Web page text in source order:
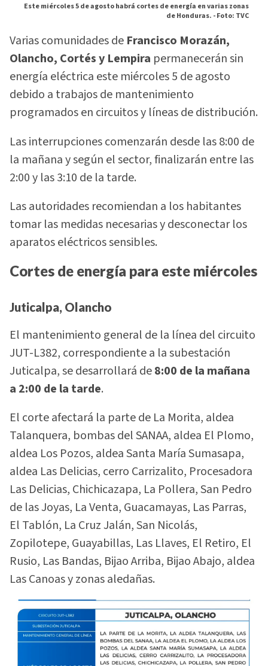
Este miércoles 5 de agosto habrá cortes de energía en varias zonas
de Honduras. -Foto: TVC
Varias comunidades de Francisco Morazán,
Olancho, Cortés y Lempira permanecerán sin
energía eléctrica este miércoles 5 de agosto
debido a trabajos de mantenimiento
programados en circuitos y líneas de distribución.
Las interrupciones comenzarán desde las 8:00 de
la mañana y según el sector, finalizarán entre las
2:00 y las 3:10 de la tarde.
Las autoridades recomiendan a los habitantes
tomar las medidas necesarias y desconectar los
aparatos eléctricos sensibles.
Cortes de energía para este miércoles
Juticalpa, Olancho
El mantenimiento general de la línea del circuito
JUT-L382, correspondiente a la subestación
Juticalpa, se desarrollará de8:00 de la mañana
a 2:00 de la tarde.
El corte afectará la parte de La Morita, aldea
Talanquera, bombas del SANAA, aldea El Plomo,
aldea Los Pozos, aldea Santa María Sumasapa,
aldea Las Delicias, cerro Carrizalito, Procesadora
Las Delicias, Chichicazapa, La Pollera, San Pedro
de las Joyas, La Venta, Guacamayas, Las Parras,
El Tablón, La Cruz Jalán, San Nicolás,
Zopilotepe, Guayabillas, Las Llaves, El Retiro, El
Rusio, Las Bandas, Bijao Arriba, Bijao Abajo, aldea
Las Canoas y zonas aledañas.